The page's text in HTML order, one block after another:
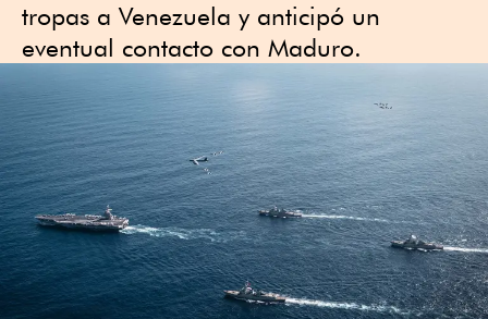
tropas a Venezuela y anticipó un
eventual contacto con Maduro.